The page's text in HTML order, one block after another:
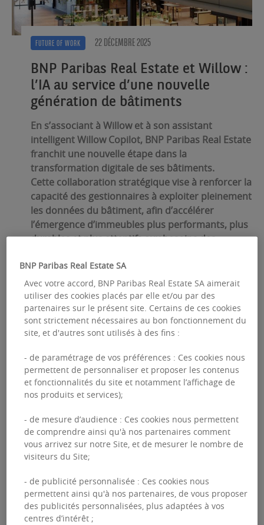
FUTURE OF WORK 22 DÉCEMBRE 2025
BNP Paribas Real Estate et Willow :
l’IA au service d’une nouvelle
génération de bâtiments
En s’associant à Willow et à son assistant
intelligent Willow Copilot, BNP Paribas Real Estate
franchit une nouvelle étape dans la
transformation digitale de ses bâtiments.
Cette collaboration stratégique vise à renforcer la
capacité des gestionnaires à exploiter pleinement
les données du bâtiment, afin d’accélérer
l’émergence d’immeubles plus performants, plus
durables et plus attentifs aux besoins des
Lire la suite
FILTRES
FUTURE OF WORK TERRITOIRES DATA PROSPECTIVE
BNP Paribas Real Estate SA
Avec votre accord, BNP Paribas Real Estate SA aimerait
utiliser des cookies placés par elle et/ou par des
partenaires sur le présent site. Certains de ces cookies
sont strictement nécessaires au bon fonctionnement du
site, et d'autres sont utilisés à des fins :
- de paramétrage de vos préférences : Ces cookies nous
permettent de personnaliser et proposer les contenus
et fonctionnalités du site et notamment l’affichage de
nos produits et services);
- de mesure d’audience : Ces cookies nous permettent
de comprendre ainsi qu'à nos partenaires comment
vous arrivez sur notre Site, et de mesurer le nombre de
visiteurs du Site;
- de publicité personnalisée : Ces cookies nous
permettent ainsi qu'à nos partenaires, de vous proposer
des publicités personnalisées, plus adaptées à vos
centres d’intérêt ;